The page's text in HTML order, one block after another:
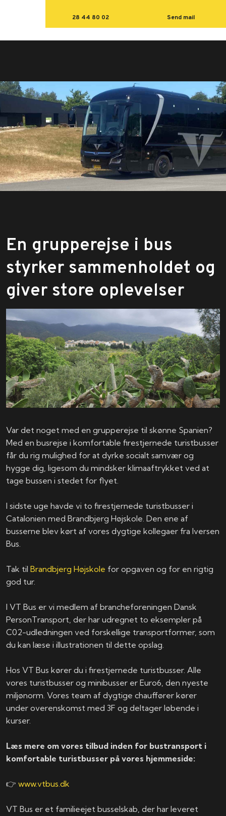
28 44 80 02 Send mail
En grupperejse i bus
styrker sammenholdet og
giver store oplevelser
Var det noget med en grupperejse til skønne Spanien?
Med en busrejse i komfortable firestjernede turistbusser
får du rig mulighed for at dyrke socialt samvær og
hygge dig, ligesom du mindsker klimaaftrykket ved at
tage bussen i stedet for flyet.
I sidste uge havde vi to firestjernede turistbusser i
Catalonien med Brandbjerg Højskole. Den ene af
busserne blev kørt af vores dygtige kollegaer fra Iversen
Bus.
Tak tilBrandbjerg Højskole for opgaven og for en rigtig
god tur.
I VT Bus er vi medlem af brancheforeningen Dansk
PersonTransport, der har udregnet to eksempler på
C02-udledningen ved forskellige transportformer, som
du kan læse i illustrationen til dette opslag.
Hos VT Bus kører du i firestjernede turistbusser. Alle
vores turistbusser og minibusser er Euro6, den nyeste
miljønorm. Vores team af dygtige chauffører kører
under overenskomst med 3F og deltager løbende i
kurser.
Læs mere om vores tilbud inden for bustransport i
komfortable turistbusser på vores hjemmeside:
👉www.vtbus.dk
VT Bus er et familieejet busselskab, der har leveret